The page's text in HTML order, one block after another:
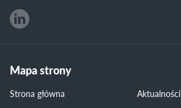
Mapa strony
Strona główna
Aktualności